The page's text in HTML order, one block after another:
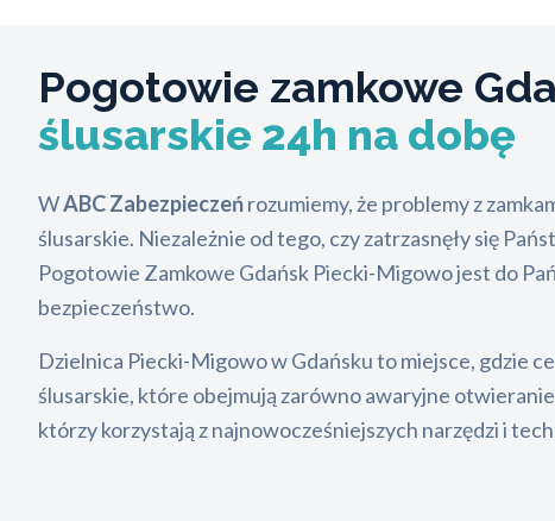
Pogotowie zamkowe
ślusarskie 24h na dobę
WABC Zabezpieczeńrozumiemy, że problemy z
ślusarskie. Niezależnie od tego, czy zatrzasnęły się
Pogotowie Zamkowe Gdańsk Piecki-Migowo jest do
bezpieczeństwo.
Dzielnica Piecki-Migowo w Gdańsku to miejsce, gdzie
ślusarskie, które obejmują zarówno awaryjne
którzy korzystają z najnowocześniejszych narzędzi i